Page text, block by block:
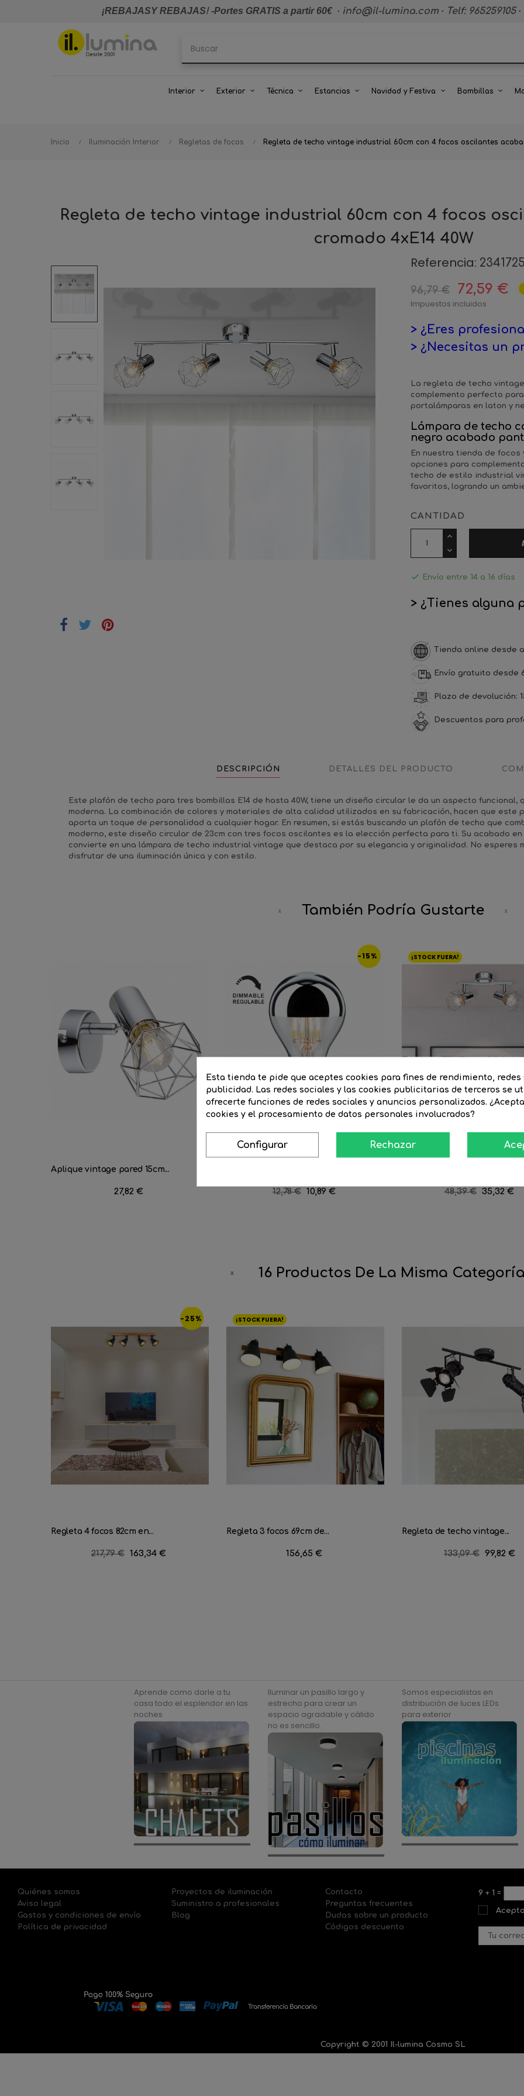
¡REBAJASY REBAJAS!-Portes GRATIS a partir 60€· info@il-lumina.com · Telf: 965259105 ·
Interior Exterior Técnica Estancias Navidad y Festiva Bombillas
Inicio Iluminación Interior Regletas de focos Regleta de techo vintage industrial 60cm con 4 focos oscilantes
Regleta de techo vintage industrial 60cm con 4 focos
cromado 4xE14 40W
Referencia:
96,79 € 72,59 €
Impuestos incluidos
> ¿Eres
> ¿Necesitas un
La regleta de techo
complemento perfecto
portalámparas en laton y
Lámpara de techo
negro acabado
En nuestra tienda de
opciones para
techo de estilo industrial
favoritos, logrando un
CANTIDAD
 Envío entre 14 a 16 días
> ¿Tienes alguna
Tienda online desde
Envío gratuito desde
Plazo de devolución:
Descuentos para
DESCRIPCIÓN DETALLES DEL PRODUCTO
Este plafón de techo para tres bombillas E14 de hasta 40W, tiene un diseño circular le da un aspecto
moderna. La combinación de colores y materiales de alta calidad utilizados en su fabricación, hacen que este
aporta un toque de personalidad a cualquier hogar. En resumen, si estás buscando un plafón de techo que
moderno, este diseño circular de 23cm con tres focos oscilantes es la elección perfecta para ti. Su acabado
convierte en una lámpara de techo industrial vintage que destaca por su elegancia y originalidad. No esperes
disfrutar de una iluminación única y con estilo.
También Podría Gustarte
Aplique vintage pared 15cm...
Precio
27,82 €
-15%
Precio
12,78 € Precio
10,89 €
¡STOCK FUERA!
Precio
48,39 € Precio
35,32 €
16 Productos De La Misma
-25%
Regleta 4 focos 82cm en...
Precio
217,79 € Precio
163,34 €
¡STOCK FUERA!
Regleta 3 focos 69cm de...
Precio
156,65 €
Regleta de techo vintage...
Precio
133,09 € Precio
99,82 €
Aprende como darle a tu
casa todo el esplendor en las
noches
Iluminar un pasillo largo y
estrecho para crear un
espacio agradable y cálido
no es sencillo.
Somos especialistas en
distribución de luces LEDs
para exterior
Quiénes somos
Aviso legal
Gastos y condiciones de envío
Política de privacidad
Proyectos de iluminación
Suministro a profesionales
Blog
Contacto
Preguntas frecuentes
Dudas sobre un producto
Códigos descuento
9 + 1 =
Copyright © 2001 Il-lumina Cosmo SL
Esta tienda te pide que aceptes cookies para fines de rendimiento, redes
publicidad. Las redes sociales y las cookies publicitarias de terceros se
ofrecerte funciones de redes sociales y anuncios personalizados.
cookies y el procesamiento de datos personales involucrados?
Configurar Rechazar